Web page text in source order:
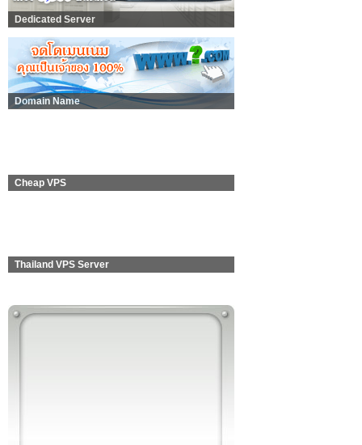
Dedicated Server
Domain Name
Cheap VPS
Thailand VPS Server